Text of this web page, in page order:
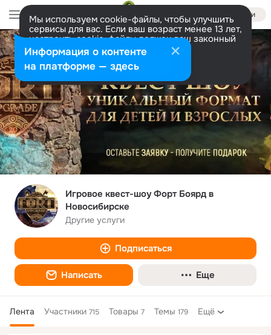
Войти
Мы используем cookie-файлы, чтобы улучшить
сервисы для вас. Если ваш возраст менее 13 лет,
настроить cookie-файлы должен ваш законный
представитель. Больше информации
Разрешить все Настроить
Игровое квест-шоу Форт Боярд в
Новосибирске
Другие услуги
Подписаться
Написать Еще
Лента Участники 715 Товары 7 Темы 179 Ещё
Информация о контенте
на платформе — здесь